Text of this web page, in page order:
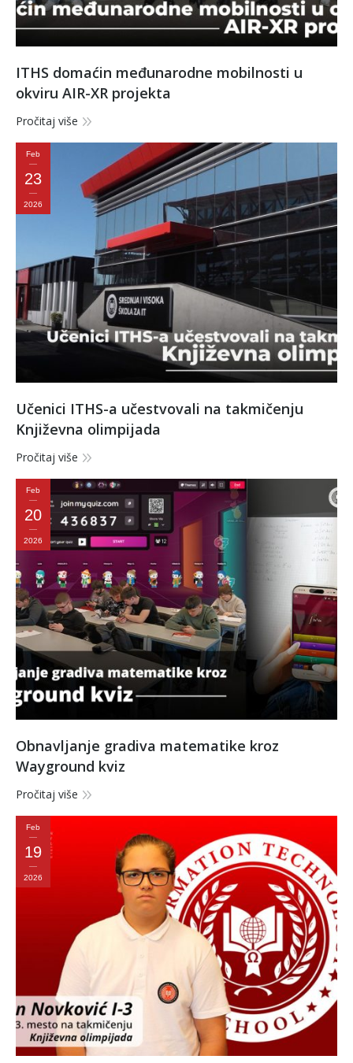
ITHS domaćin međunarodne mobilnosti u
okviru AIR-XR projekta
Pročitaj više
Feb
23
2026
Učenici ITHS-a učestvovali na takmičenju
Književna olimpijada
Pročitaj više
Feb
20
2026
Obnavljanje gradiva matematike kroz
Wayground kviz
Pročitaj više
Feb
19
2026